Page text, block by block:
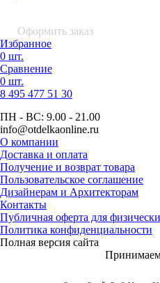
Оформить заказ
Избранное
0 шт.
Сравнение
0 шт.
8 495 477 51 30
ПН - ВС: 9.00 - 21.00
info@otdelkaonline.ru
О компании
Доставка и оплата
Получение и возврат товара
Пользовательское соглашение
Дизайнерам и Архитекторам
Контакты
Публичная оферта для
Политика конфиденциальности
Полная версия сайта